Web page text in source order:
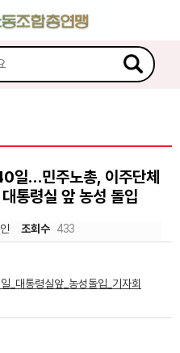
일…민주노총, 이주단체
통령실 앞 농성 돌입
조회수 433
_대통령실앞_농성돌입_기자회
치북5
치북5